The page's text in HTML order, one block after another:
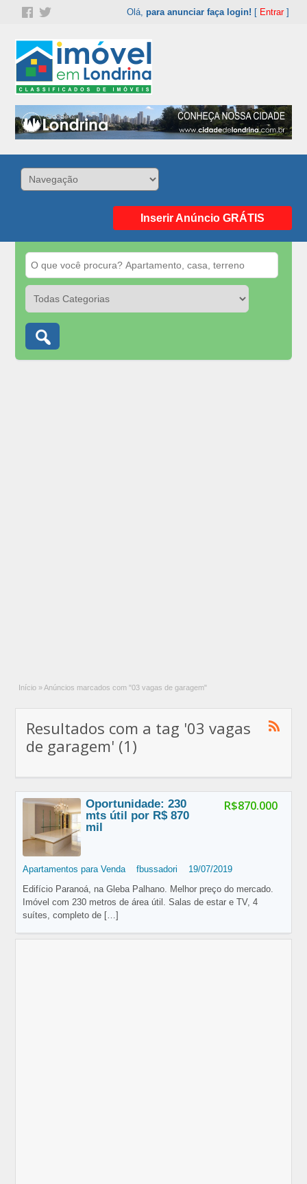
Olá, para anunciar faça login! [ Entrar]
Inserir Anúncio GRÁTIS
Início » Anúncios marcados com "03 vagas de garagem"
Resultados com a tag '03 vagas
de garagem' (1)
R$870.000
Oportunidade: 230
mts útil por R$ 870
mil
Apartamentos para Venda fbussadori
19/07/2019
Edifício Paranoá, na Gleba Palhano. Melhor preço do mercado.
Imóvel com 230 metros de área útil. Salas de estar e TV, 4
suítes, completo de […]